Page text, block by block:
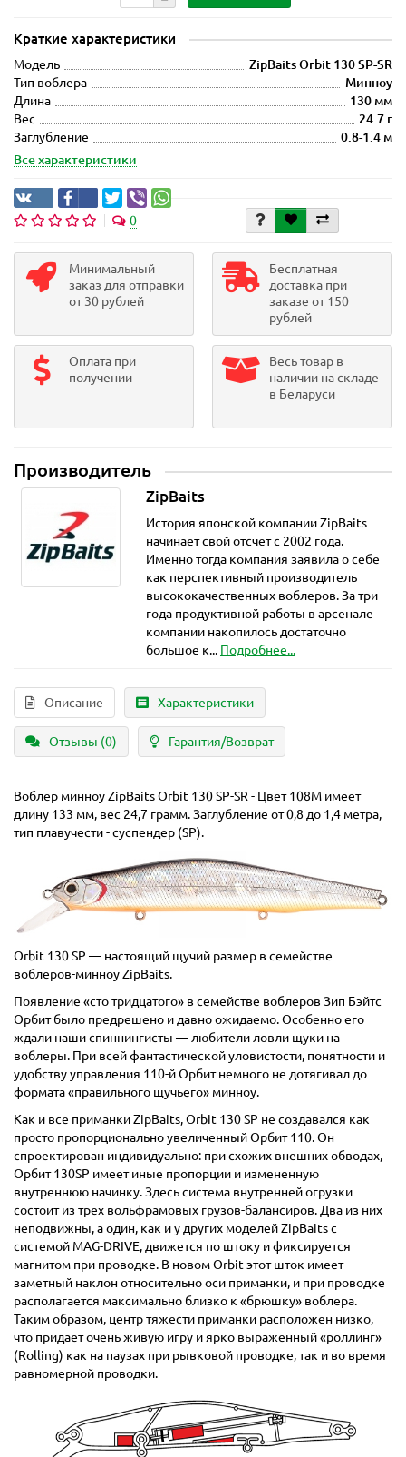
Краткие характеристики
Модель
ZipBaits Orbit 130 SP-SR
Тип воблера
Минноу
Длина
130 мм
Вес
24.7 г
Заглубление
0.8-1.4 м
Все характеристики
0
Минимальный
заказ для отправки
от 30 рублей
Бесплатная
доставка при
заказе от 150
рублей
Оплата при
получении
Весь товар в
наличии на складе
в Беларуси
Производитель
ZipBaits
История японской компании ZipBaits
начинает свой отсчет с 2002 года.
Именно тогда компания заявила о себе
как перспективный производитель
высококачественных воблеров. За три
года продуктивной работы в арсенале
компании накопилось достаточно
большое к... Подробнее...
Описание Характеристики
Отзывы (0) Гарантия/Возврат
Воблер минноу ZipBaits Orbit 130 SP-SR - Цвет 108M имеет
длину 133 мм, вес 24,7 грамм. Заглубление от 0,8 до 1,4 метра,
тип плавучести - суспендер (SP).
Orbit 130 SP — настоящий щучий размер в семействе
воблеров-минноу ZipBaits.
Появление «сто тридцатого» в семействе воблеров Зип Бэйтс
Орбит было предрешено и давно ожидаемо. Особенно его
ждали наши спиннингисты — любители ловли щуки на
воблеры. При всей фантастической уловистости, понятности и
удобству управления 110-й Орбит немного не дотягивал до
формата «правильного щучьего» минноу.
Как и все приманки ZipBaits, Orbit 130 SP не создавался как
просто пропорционально увеличенный Орбит 110. Он
спроектирован индивидуально: при схожих внешних обводах,
Орбит 130SP имеет иные пропорции и измененную
внутреннюю начинку. Здесь система внутренней огрузки
состоит из трех вольфрамовых грузов-балансиров. Два из них
неподвижны, а один, как и у других моделей ZipBaits с
системой MAG-DRIVE, движется по штоку и фиксируется
магнитом при проводке. В новом Orbit этот шток имеет
заметный наклон относительно оси приманки, и при проводке
располагается максимально близко к «брюшку» воблера.
Таким образом, центр тяжести приманки расположен низко,
что придает очень живую игру и ярко выраженный «роллинг»
(Rolling) как на паузах при рывковой проводке, так и во время
равномерной проводки.